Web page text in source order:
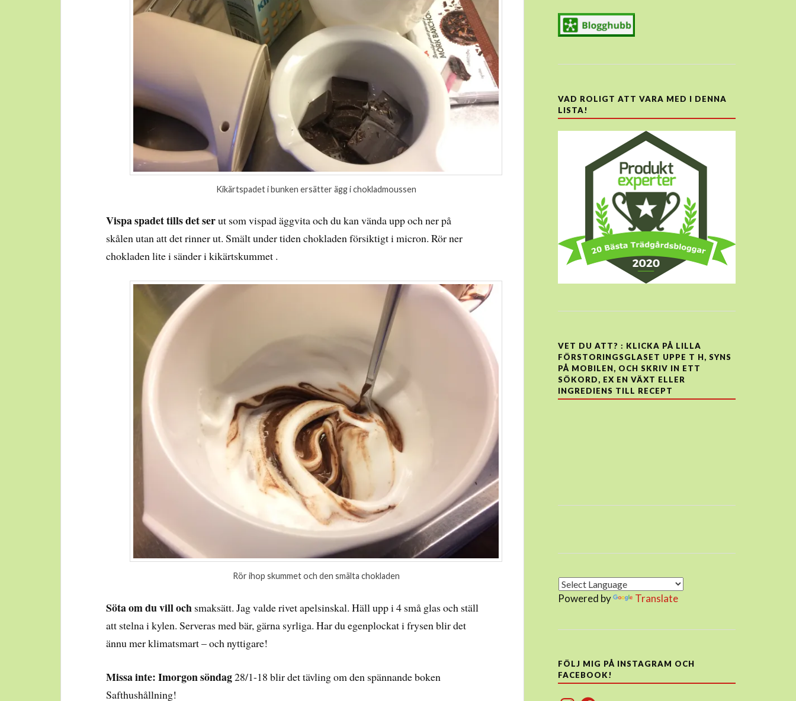
Kikärtspadet i bunken ersätter ägg i chokladmoussen
Vispa spadet tills det serut som vispad äggvita och du kan vända upp och ner på
skålen utan att det rinner ut. Smält under tiden chokladen försiktigt i micron. Rör ner
chokladen lite i sänder i kikärtskummet .
Rör ihop skummet och den smälta chokladen
Söta om du vill och smaksätt. Jag valde rivet apelsinskal. Häll upp i 4 små glas och ställ
att stelna i kylen. Serveras med bär, gärna syrliga. Har du egenplockat i frysen blir det
ännu mer klimatsmart – och nyttigare!
Missa inte: Imorgon söndag28/1-18 blir det tävling om den spännande boken
Safthushållning!
VAD ROLIGT ATT VARA MED I DENNA
LISTA!
VET DU ATT? : KLICKA PÅ LILLA
FÖRSTORINGSGLASET UPPE T H, SYNS
PÅ MOBILEN, OCH SKRIV IN ETT
SÖKORD, EX EN VÄXT ELLER
INGREDIENS TILL RECEPT
Powered by Translate
FÖLJ MIG PÅ INSTAGRAM OCH
FACEBOOK!